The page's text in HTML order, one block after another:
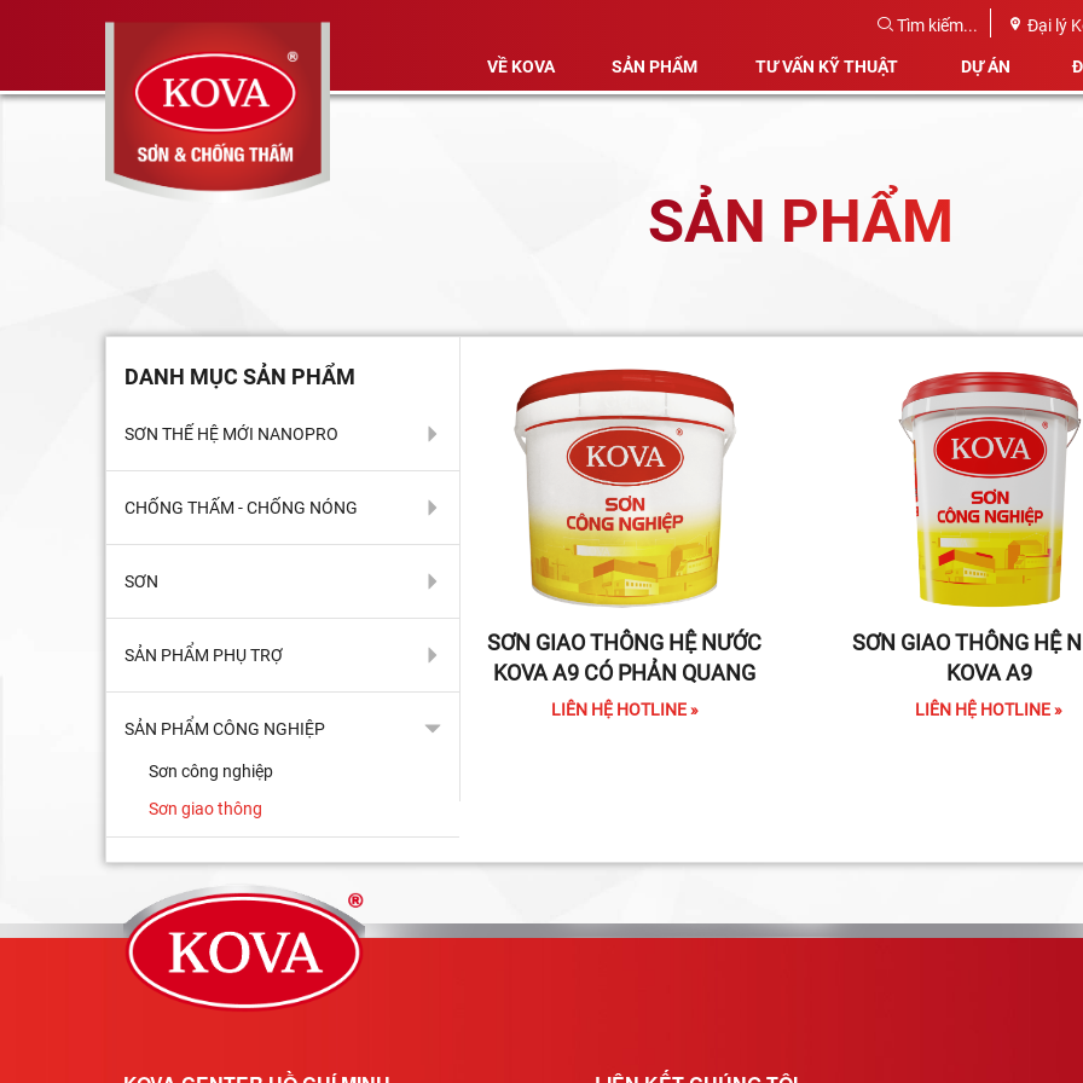
Tìm kiếm... Đại lý
VỀ KOVA SẢN PHẨM TƯ VẤN KỸ THUẬT DỰ ÁN
SẢN PHẨM
DANH MỤC SẢN PHẨM
SƠN THẾ HỆ MỚI NANOPRO
CHỐNG THẤM - CHỐNG NÓNG
SƠN
SẢN PHẨM PHỤ TRỢ
SẢN PHẨM CÔNG NGHIỆP
Sơn công nghiệp
Sơn giao thông
SƠN GIAO THÔNG HỆ NƯỚC
KOVA A9 CÓ PHẢN QUANG
LIÊN HỆ HOTLINE »
SƠN GIAO THÔNG HỆ
KOVA A9
LIÊN HỆ HOTLINE »